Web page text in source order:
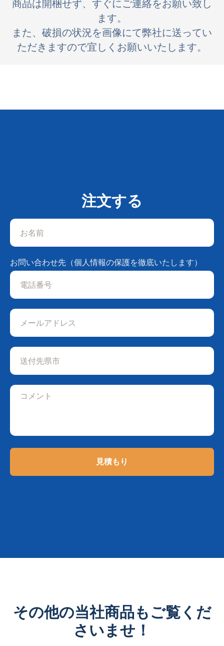
商品は開梱せず、すぐにご連絡をお願い致し
ます。
また、破損の状況を画像にて弊社に送ってい
ただきますので宜しくお願いいたします。
注文する
お問い合わせ先（個人情報の保護を徹底いたします）
見積もり
その他の当社商品もご覧くだ
さいませ！